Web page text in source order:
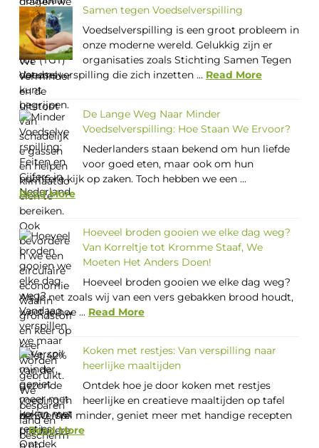
Samen tegen Voedselverspilling
Voedselverspilling is een groot probleem in
onze moderne wereld. Gelukkig zijn er
organisaties zoals Stichting Samen Tegen
Voedselverspilling die zich inzetten ... Read More
De Lange Weg Naar Minder
Voedselverspilling: Hoe Staan We Ervoor?
Nederlanders staan bekend om hun liefde
voor goed eten, maar ook om hun
nuchtere kijk op zaken. Toch hebben we een ...
Read More
Hoeveel broden gooien we elke dag weg?
Van Korreltje tot Kromme Staaf, We
Moeten Het Anders Doen!
Hoeveel broden gooien we elke dag weg?
Als je net zoals wij van een vers gebakken brood houdt,
weet je hoe ... Read More
Koken met restjes: Van verspilling naar
heerlijke maaltijden
Ontdek hoe je door koken met restjes
heerlijke en creatieve maaltijden op tafel
zet. Verspil minder, geniet meer met handige recepten
...Read More